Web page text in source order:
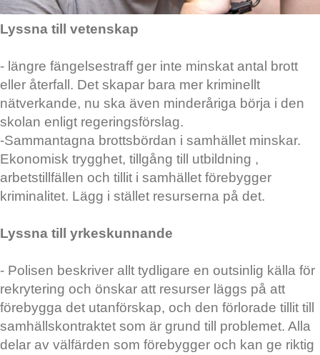
Lyssna till vetenskap
- längre fängelsestraff ger inte minskat antal brott
eller återfall. Det skapar bara mer kriminellt
nätverkande, nu ska även minderåriga börja i den
skolan enligt regeringsförslag.
-Sammantagna brottsbördan i samhället minskar.
Ekonomisk trygghet, tillgång till utbildning ,
arbetstillfällen och tillit i samhället förebygger
kriminalitet. Lägg i stället resurserna på det.
Lyssna till yrkeskunnande
- Polisen beskriver allt tydligare en outsinlig källa för
rekrytering och önskar att resurser läggs på att
förebygga det utanförskap, och den förlorade tillit till
samhällskontraktet som är grund till problemet. Alla
delar av välfärden som förebygger och kan ge riktig